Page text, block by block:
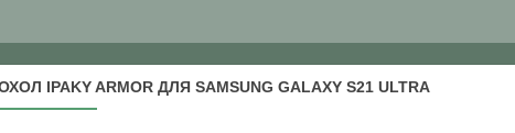
IPAKY ARMOR ДЛЯ SAMSUNG GALAXY S21 ULTRA